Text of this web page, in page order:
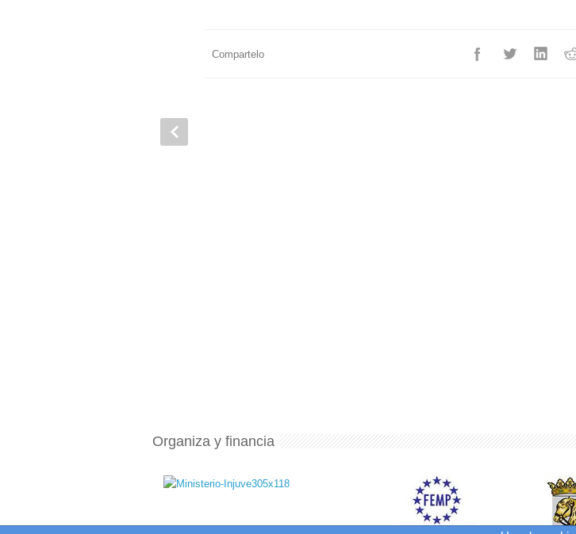
Compartelo
Organiza y financia